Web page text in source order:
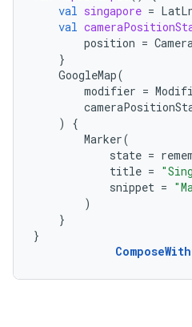
val singapore =
val
position =
}
GoogleMap(
modifier =
)
{
Marker(
state =
title =
snippet =
)
}
}